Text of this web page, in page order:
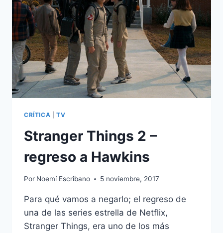
DEL
CINE
OCHENTERO
CRÍTICA TV
Stranger Things 2 –
regreso a Hawkins
Por Noemí Escribano 5 noviembre, 2017
Para qué vamos a negarlo; el regreso de
una de las series estrella de Netflix,
Stranger Things, era uno de los más